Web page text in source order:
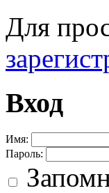
Для
Вход
Имя:
Пароль: